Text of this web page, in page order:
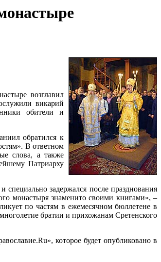
возглавил
викарий
обители и
обратился к
В ответном
слова, а также
Патриарху
задержался после празднования
монастыря знаменито своими книгами», –
по частям в ежемесячном бюллетене в
братии и прихожанам Сретенского
которое будет опубликовано в